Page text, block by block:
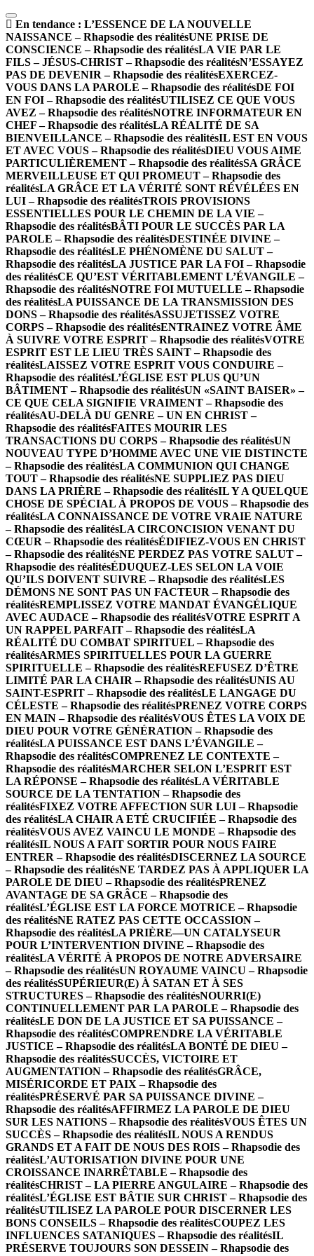
En tendance : L’ESSENCE DE LA NOUVELLE
NAISSANCE – Rhapsodie des réalitésUNE PRISE DE
CONSCIENCE – Rhapsodie des réalitésLA VIE PAR LE
FILS – JÉSUS-CHRIST – Rhapsodie des réalitésN’ESSAYEZ
PAS DE DEVENIR – Rhapsodie des réalitésEXERCEZ-
VOUS DANS LA PAROLE – Rhapsodie des réalitésDE FOI
EN FOI – Rhapsodie des réalitésUTILISEZ CE QUE VOUS
AVEZ – Rhapsodie des réalitésNOTRE INFORMATEUR EN
CHEF – Rhapsodie des réalitésLA RÉALITÉ DE SA
BIENVEILLANCE – Rhapsodie des réalitésIL EST EN VOUS
ET AVEC VOUS – Rhapsodie des réalitésDIEU VOUS AIME
PARTICULIÈREMENT – Rhapsodie des réalitésSA GRÂCE
MERVEILLEUSE ET QUI PROMEUT – Rhapsodie des
réalitésLA GRÂCE ET LA VÉRITÉ SONT RÉVÉLÉES EN
LUI – Rhapsodie des réalitésTROIS PROVISIONS
ESSENTIELLES POUR LE CHEMIN DE LA VIE –
Rhapsodie des réalitésBÂTI POUR LE SUCCÈS PAR LA
PAROLE – Rhapsodie des réalitésDESTINÉE DIVINE –
Rhapsodie des réalitésLE PHÉNOMÈNE DU SALUT –
Rhapsodie des réalitésLA JUSTICE PAR LA FOI – Rhapsodie
des réalitésCE QU’EST VÉRITABLEMENT L’ÉVANGILE –
Rhapsodie des réalitésNOTRE FOI MUTUELLE – Rhapsodie
des réalitésLA PUISSANCE DE LA TRANSMISSION DES
DONS – Rhapsodie des réalitésASSUJETISSEZ VOTRE
CORPS – Rhapsodie des réalitésENTRAINEZ VOTRE ÂME
À SUIVRE VOTRE ESPRIT – Rhapsodie des réalitésVOTRE
ESPRIT EST LE LIEU TRÈS SAINT – Rhapsodie des
réalitésLAISSEZ VOTRE ESPRIT VOUS CONDUIRE –
Rhapsodie des réalitésL’ÉGLISE EST PLUS QU’UN
BÂTIMENT – Rhapsodie des réalitésUN «SAINT BAISER» –
CE QUE CELA SIGNIFIE VRAIMENT – Rhapsodie des
réalitésAU-DELÀ DU GENRE – UN EN CHRIST –
Rhapsodie des réalitésFAITES MOURIR LES
TRANSACTIONS DU CORPS – Rhapsodie des réalitésUN
NOUVEAU TYPE D’HOMME AVEC UNE VIE DISTINCTE
– Rhapsodie des réalitésLA COMMUNION QUI CHANGE
TOUT – Rhapsodie des réalitésNE SUPPLIEZ PAS DIEU
DANS LA PRIÈRE – Rhapsodie des réalitésIL Y A QUELQUE
CHOSE DE SPÉCIAL À PROPOS DE VOUS – Rhapsodie des
réalitésLA CONNAISSANCE DE VOTRE VRAIE NATURE
– Rhapsodie des réalitésLA CIRCONCISION VENANT DU
CŒUR – Rhapsodie des réalitésÉDIFIEZ-VOUS EN CHRIST
– Rhapsodie des réalitésNE PERDEZ PAS VOTRE SALUT –
Rhapsodie des réalitésÉDUQUEZ-LES SELON LA VOIE
QU’ILS DOIVENT SUIVRE – Rhapsodie des réalitésLES
DÉMONS NE SONT PAS UN FACTEUR – Rhapsodie des
réalitésREMPLISSEZ VOTRE MANDAT ÉVANGÉLIQUE
AVEC AUDACE – Rhapsodie des réalitésVOTRE ESPRIT A
UN RAPPEL PARFAIT – Rhapsodie des réalitésLA
RÉALITÉ DU COMBAT SPIRITUEL – Rhapsodie des
réalitésARMES SPIRITUELLES POUR LA GUERRE
SPIRITUELLE – Rhapsodie des réalitésREFUSEZ D’ÊTRE
LIMITÉ PAR LA CHAIR – Rhapsodie des réalitésUNIS AU
SAINT-ESPRIT – Rhapsodie des réalitésLE LANGAGE DU
CÉLESTE – Rhapsodie des réalitésPRENEZ VOTRE CORPS
EN MAIN – Rhapsodie des réalitésVOUS ÊTES LA VOIX DE
DIEU POUR VOTRE GÉNÉRATION – Rhapsodie des
réalitésLA PUISSANCE EST DANS L’ÉVANGILE –
Rhapsodie des réalitésCOMPRENEZ LE CONTEXTE –
Rhapsodie des réalitésMARCHER SELON L’ESPRIT EST
LA RÉPONSE – Rhapsodie des réalitésLA VÉRITABLE
SOURCE DE LA TENTATION – Rhapsodie des
réalitésFIXEZ VOTRE AFFECTION SUR LUI – Rhapsodie
des réalitésLA CHAIR A ETÉ CRUCIFIÉE – Rhapsodie des
réalitésVOUS AVEZ VAINCU LE MONDE – Rhapsodie des
réalitésIL NOUS A FAIT SORTIR POUR NOUS FAIRE
ENTRER – Rhapsodie des réalitésDISCERNEZ LA SOURCE
– Rhapsodie des réalitésNE TARDEZ PAS À APPLIQUER LA
PAROLE DE DIEU – Rhapsodie des réalitésPRENEZ
AVANTAGE DE SA GRÂCE – Rhapsodie des
réalitésL’ÉGLISE EST LA FORCE MOTRICE – Rhapsodie
des réalitésNE RATEZ PAS CETTE OCCASSION –
Rhapsodie des réalitésLA PRIÈRE—UN CATALYSEUR
POUR L’INTERVENTION DIVINE – Rhapsodie des
réalitésLA VÉRITÉ À PROPOS DE NOTRE ADVERSAIRE
– Rhapsodie des réalitésUN ROYAUME VAINCU – Rhapsodie
des réalitésSUPÉRIEUR(E) À SATAN ET À SES
STRUCTURES – Rhapsodie des réalitésNOURRI(E)
CONTINUELLEMENT PAR LA PAROLE – Rhapsodie des
réalitésLE DON DE LA JUSTICE ET SA PUISSANCE –
Rhapsodie des réalitésCOMPRENDRE LA VÉRITABLE
JUSTICE – Rhapsodie des réalitésLA BONTÉ DE DIEU –
Rhapsodie des réalitésSUCCÈS, VICTOIRE ET
AUGMENTATION – Rhapsodie des réalitésGRÂCE,
MISÉRICORDE ET PAIX – Rhapsodie des
réalitésPRÉSERVÉ PAR SA PUISSANCE DIVINE –
Rhapsodie des réalitésAFFIRMEZ LA PAROLE DE DIEU
SUR LES NATIONS – Rhapsodie des réalitésVOUS ÊTES UN
SUCCÈS – Rhapsodie des réalitésIL NOUS A RENDUS
GRANDS ET A FAIT DE NOUS DES ROIS – Rhapsodie des
réalitésL’AUTORISATION DIVINE POUR UNE
CROISSANCE INARRÊTABLE – Rhapsodie des
réalitésCHRIST – LA PIERRE ANGULAIRE – Rhapsodie des
réalitésL’ÉGLISE EST BÂTIE SUR CHRIST – Rhapsodie des
réalitésUTILISEZ LA PAROLE POUR DISCERNER LES
BONS CONSEILS – Rhapsodie des réalitésCOUPEZ LES
INFLUENCES SATANIQUES – Rhapsodie des réalitésIL
PRÉSERVE TOUJOURS SON DESSEIN – Rhapsodie des